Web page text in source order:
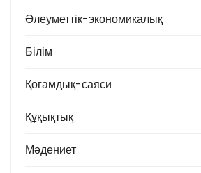
Әлеуметтік-экономикалық
Білім
Қоғамдық-саяси
Құқықтық
Мәдениет